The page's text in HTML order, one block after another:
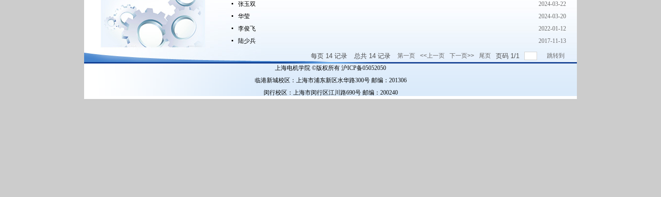
张玉双
2024-03-22
华莹
2024-03-20
李俊飞
2022-01-12
陆少兵
2017-11-13
每页 14 记录 总共 14 记录 第一页 <<上一页 下一页>> 尾页 页码 1/1
跳转到
上海电机学院 ©版权所有 沪ICP备05052050
临港新城校区：上海市浦东新区水华路300号 邮编：201306
闵行校区：上海市闵行区江川路690号 邮编：200240